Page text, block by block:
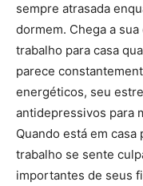
sempre atrasada
dormem. Chega a
trabalho para casa
parece
energéticos, seu
antidepressivos para
Quando está em
trabalho se sente
importantes de seus